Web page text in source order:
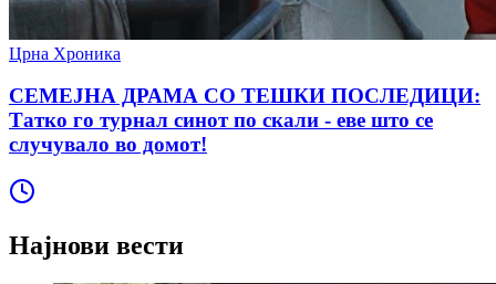
Црна Хроника
СЕМЕЈНА ДРАМА СО ТЕШКИ ПОСЛЕДИЦИ:
Татко го турнал синот по скали - еве што се
случувало во домот!
Најнови вести